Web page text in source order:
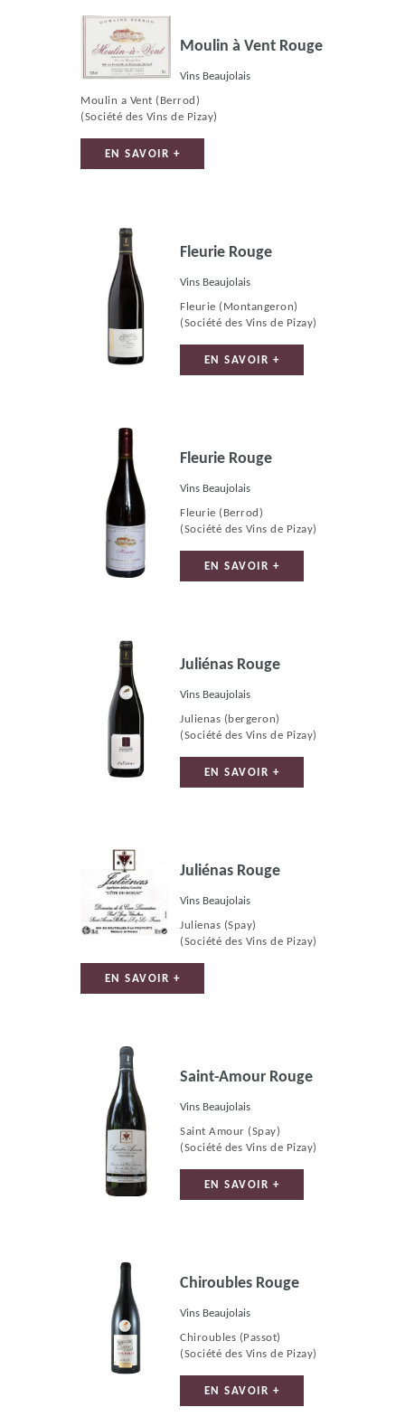
Moulin à Vent Rouge
Vins Beaujolais
Moulin a Vent (Berrod)
(Société des Vins de Pizay)
EN SAVOIR +
Fleurie Rouge
Vins Beaujolais
Fleurie (Montangeron)
(Société des Vins de Pizay)
EN SAVOIR +
Fleurie Rouge
Vins Beaujolais
Fleurie (Berrod)
(Société des Vins de Pizay)
EN SAVOIR +
Juliénas Rouge
Vins Beaujolais
Julienas (bergeron)
(Société des Vins de Pizay)
EN SAVOIR +
Juliénas Rouge
Vins Beaujolais
Julienas (Spay)
(Société des Vins de Pizay)
EN SAVOIR +
Saint-Amour Rouge
Vins Beaujolais
Saint Amour (Spay)
(Société des Vins de Pizay)
EN SAVOIR +
Chiroubles Rouge
Vins Beaujolais
Chiroubles (Passot)
(Société des Vins de Pizay)
EN SAVOIR +